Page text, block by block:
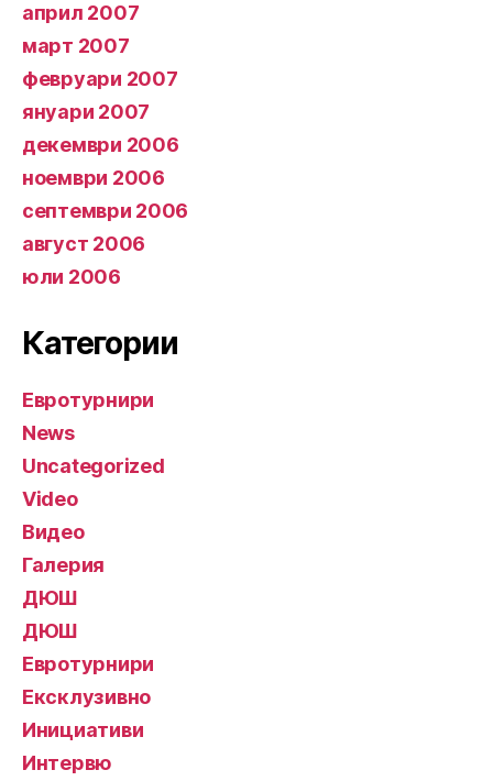
април 2007
март 2007
февруари 2007
януари 2007
декември 2006
ноември 2006
септември 2006
август 2006
юли 2006
Категории
Евротурнири
News
Uncategorized
Video
Видео
Галерия
ДЮШ
ДЮШ
Евротурнири
Ексклузивно
Инициативи
Интервю